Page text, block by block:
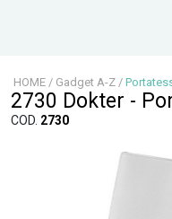
HOME / Gadget A-Z /
2730 Dokter -
COD. 2730